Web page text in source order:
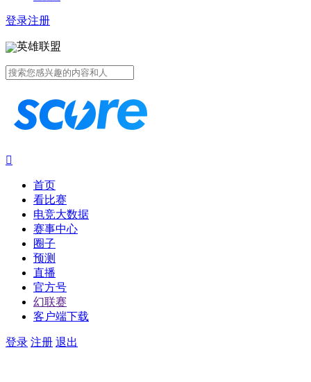
登录注册
英雄联盟

首页
看比赛
电竞大数据
赛事中心
圈子
预测
直播
官方号
幻联赛
客户端下载
登录 注册 退出